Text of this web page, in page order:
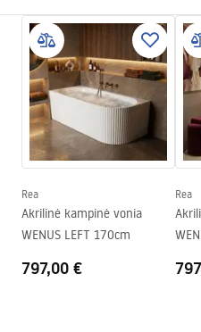
Medžiaga
Ilgis
Plotis
Aukštis
Montavimo pusė
Kamštis ir sifonas komplekte
Garantija
Saugos informacija
Garantijos sąlygos
Surinkimo instrukcija
Orion_160_170.pdf
Rea
Akrilinė kampinė vonia
WENUS LEFT 170cm
797,00 €
Rea